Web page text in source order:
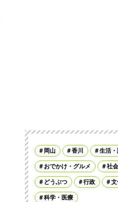
岡山 香川 生活
おでかけ・グルメ 社会
どうぶつ 行政
科学・医療